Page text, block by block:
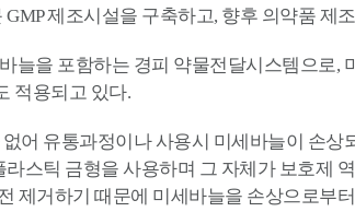
제조시설을 구축하고, 향후 의약품 제
늘을 포함하는 경피 약물전달시스템으로,
적용되고 있다.
어 유통과정이나 사용시 미세바늘이 손상
스틱 금형을 사용하며 그 자체가 보호제
제거하기 때문에 미세바늘을 손상으로부